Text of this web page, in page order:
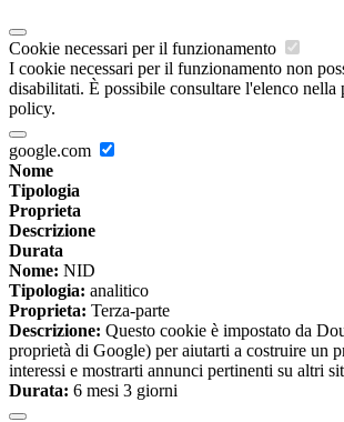
Cookie necessari per il funzionamento
I cookie necessari per il funzionamento non
disabilitati. È possibile consultare l'elenco nella
policy.
google.com
Nome
Tipologia
Proprieta
Descrizione
Durata
Nome: NID
Tipologia: analitico
Proprieta: Terza-parte
Descrizione: Questo cookie è impostato da
proprietà di Google) per aiutarti a costruire un
interessi e mostrarti annunci pertinenti su altri
Durata: 6 mesi 3 giorni